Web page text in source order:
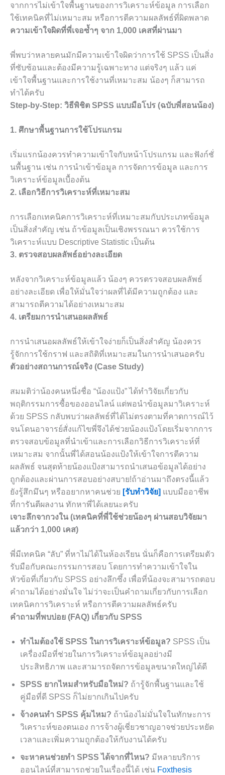
จากการไม่เข้าใจพื้นฐานของการวิเคราะห์ข้อมูล การเลือก
ใช้เทคนิคที่ไม่เหมาะสม หรือการตีความผลลัพธ์ที่ผิดพลาด
ความเข้าใจผิดที่พี่เจอซ้ำๆ จาก 1,000 เคสที่ผ่านมา
พี่พบว่าหลายคนมักมีความเข้าใจผิดว่าการใช้ SPSS เป็นสิ่ง
ที่ซับซ้อนและต้องมีความรู้เฉพาะทาง แต่จริงๆ แล้ว แค่
เข้าใจพื้นฐานและการใช้งานที่เหมาะสม น้องๆ ก็สามารถ
ทำได้ครับ
Step-by-Step: วิธีพิชิต SPSS แบบมือโปร (ฉบับพี่สอนน้อง)
1. ศึกษาพื้นฐานการใช้โปรแกรม
เริ่มแรกน้องควรทำความเข้าใจกับหน้าโปรแกรม และฟังก์ชั่
นพื้นฐาน เช่น การนำเข้าข้อมูล การจัดการข้อมูล และการ
วิเคราะห์ข้อมูลเบื้องต้น
2. เลือกวิธีการวิเคราะห์ที่เหมาะสม
การเลือกเทคนิคการวิเคราะห์ที่เหมาะสมกับประเภทข้อมูล
เป็นสิ่งสำคัญ เช่น ถ้าข้อมูลเป็นเชิงพรรณนา ควรใช้การ
วิเคราะห์แบบ Descriptive Statistic เป็นต้น
3. ตรวจสอบผลลัพธ์อย่างละเอียด
หลังจากวิเคราะห์ข้อมูลแล้ว น้องๆ ควรตรวจสอบผลลัพธ์
อย่างละเอียด เพื่อให้มั่นใจว่าผลที่ได้มีความถูกต้อง และ
สามารถตีความได้อย่างเหมาะสม
4. เตรียมการนำเสนอผลลัพธ์
การนำเสนอผลลัพธ์ให้เข้าใจง่ายก็เป็นสิ่งสำคัญ น้องควร
รู้จักการใช้กราฟ และสถิติที่เหมาะสมในการนำเสนอครับ
ตัวอย่างสถานการณ์จริง (Case Study)
สมมติว่าน้องคนหนึ่งชื่อ “น้องแป้ง” ได้ทำวิจัยเกี่ยวกับ
พฤติกรรมการซื้อของออนไลน์ แต่พอนำข้อมูลมาวิเคราะห์
ด้วย SPSS กลับพบว่าผลลัพธ์ที่ได้ไม่ตรงตามที่คาดการณ์ไว้
จนโดนอาจารย์สั่งแก้ไขพี่จึงได้ช่วยน้องแป้งโดยเริ่มจากการ
ตรวจสอบข้อมูลที่นำเข้าและการเลือกวิธีการวิเคราะห์ที่
เหมาะสม จากนั้นพี่ได้สอนน้องแป้งให้เข้าใจการตีความ
ผลลัพธ์ จนสุดท้ายน้องแป้งสามารถนำเสนอข้อมูลได้อย่าง
ถูกต้องและผ่านการสอบอย่างสบาย!ถ้าอ่านมาถึงตรงนี้แล้ว
ยังรู้สึกมึนๆ หรืออยากหาคนช่วย [รับทำวิจัย] แบบมืออาชีพ
ที่การันตีผลงาน ทักหาพี่ได้เลยนะครับ
เจาะลึกจากวงใน (เทคนิคที่พี่ใช้ช่วยน้องๆ ผ่านสอบวิจัยมา
แล้วกว่า 1,000 เคส)
พี่มีเทคนิค “ลับ” ที่หาไม่ได้ในห้องเรียน นั่นก็คือการเตรียมตัว
รับมือกับคณะกรรมการสอบ โดยการทำความเข้าใจใน
หัวข้อที่เกี่ยวกับ SPSS อย่างลึกซึ้ง เพื่อที่น้องจะสามารถตอบ
คำถามได้อย่างมั่นใจ ไม่ว่าจะเป็นคำถามเกี่ยวกับการเลือก
เทคนิคการวิเคราะห์ หรือการตีความผลลัพธ์ครับ
คำถามที่พบบ่อย (FAQ) เกี่ยวกับ SPSS
ทำไมต้องใช้ SPSS ในการวิเคราะห์ข้อมูล? SPSS เป็น
เครื่องมือที่ช่วยในการวิเคราะห์ข้อมูลอย่างมี
ประสิทธิภาพ และสามารถจัดการข้อมูลขนาดใหญ่ได้ดี
SPSS ยากไหมสำหรับมือใหม่? ถ้ารู้จักพื้นฐานและใช้
คู่มือที่ดี SPSS ก็ไม่ยากเกินไปครับ
จ้างคนทำ SPSS คุ้มไหม? ถ้าน้องไม่มั่นใจในทักษะการ
วิเคราะห์ของตนเอง การจ้างผู้เชี่ยวชาญอาจช่วยประหยัด
เวลาและเพิ่มความถูกต้องให้กับงานได้ครับ
จะหาคนช่วยทำ SPSS ได้จากที่ไหน? มีหลายบริการ
ออนไลน์ที่สามารถช่วยในเรื่องนี้ได้ เช่น Foxthesis